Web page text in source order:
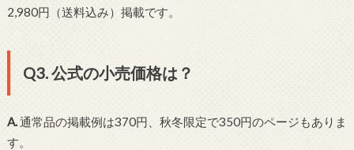
2,980円（送料込み）掲載です。
Q3. 公式の小売価格は？
A.通常品の掲載例は370円、秋冬限定で350円のページもありま
す。